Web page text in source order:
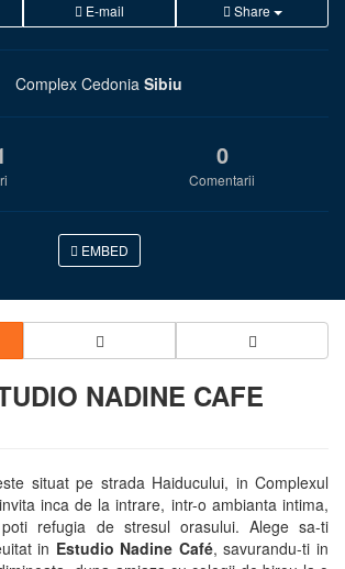
E-mail Share
Complex Cedonia Sibiu
0
Comentarii
EMBED
NADINE CAFE
situat pe strada Haiducului, in Complexul
inca de la intrare, intr-o ambianta intima,
refugia de stresul orasului. Alege sa-ti
in Estudio Nadine Café, savurandu-ti in
Română
English